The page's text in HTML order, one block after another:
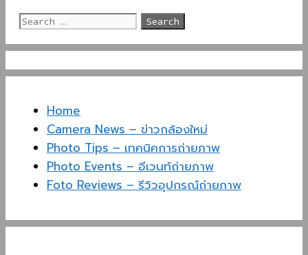
Search
Home
Camera News – ข่าวกล้องใหม่
Photo Tips – เทคนิคการถ่ายภาพ
Photo Events – อีเวนท์ถ่ายภาพ
Foto Reviews – รีวิวอุปกรณ์ถ่ายภาพ